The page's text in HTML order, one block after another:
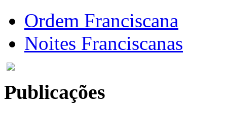
Ordem Franciscana
Noites Franciscanas
Publicações